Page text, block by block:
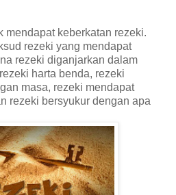
mendapat keberkatan rezeki.
rezeki yang mendapat
rezeki diganjarkan dalam
harta benda, rezeki
masa, rezeki mendapat
rezeki bersyukur dengan apa